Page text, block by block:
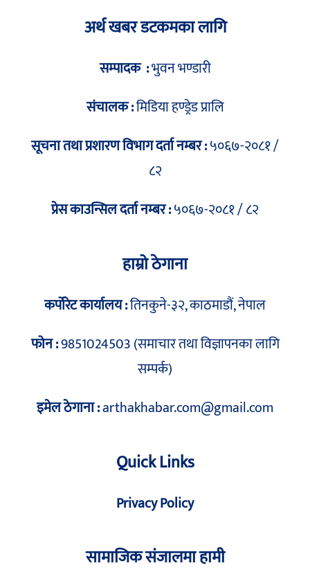
अर्थ खबर डटकमका लागि
सम्पादक :भुवन भण्डारी
संचालक :मिडिया हण्ड्रेड प्रालि
सूचना तथा प्रशारण विभाग दर्ता नम्बर :५०६७-२०८१ /
८२
प्रेस काउन्सिल दर्ता नम्बर :५०६७-२०८१ / ८२
हाम्रो ठेगाना
कर्पोरेट कार्यालय :तिनकुने-३२, काठमाडौं, नेपाल
फोन :9851024503 (समाचार तथा विज्ञापनका लागि
सम्पर्क)
इमेल ठेगाना :arthakhabar.com@gmail.com
Quick Links
Privacy Policy
सामाजिक संजालमा हामी